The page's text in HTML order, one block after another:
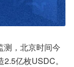
测，北京时间今
亿枚USDC。